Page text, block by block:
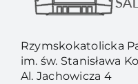
Rzymskokatolicka
im. św. Stanisława
Al. Jachowicza 4